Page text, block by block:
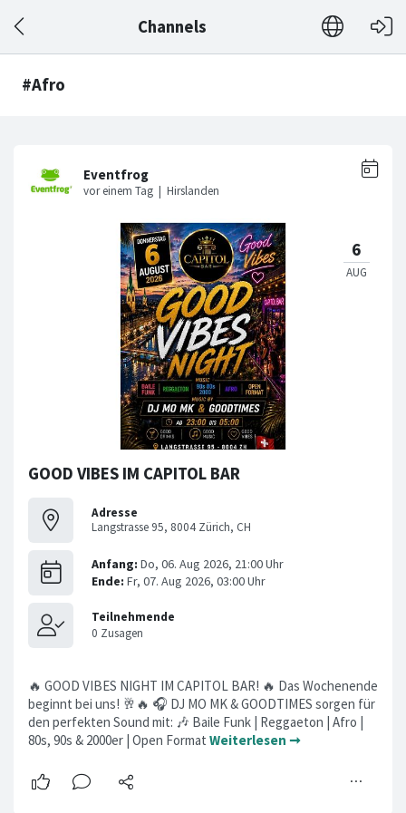
Channels
#Afro
GOOD VIBES IM CAPITOL BAR
Adresse
Langstrasse 95, 8004 Zürich, CH
🔥 GOOD VIBES NIGHT IM CAPITOL BAR! 🔥 Das Wochenende
beginnt bei uns! 🥂🔥 🎧 DJ MO MK & GOODTIMES sorgen für
den perfekten Sound mit: 🎶 Baile Funk | Reggaeton | Afro |
80s, 90s & 2000er | Open Format Weiterlesen ➞